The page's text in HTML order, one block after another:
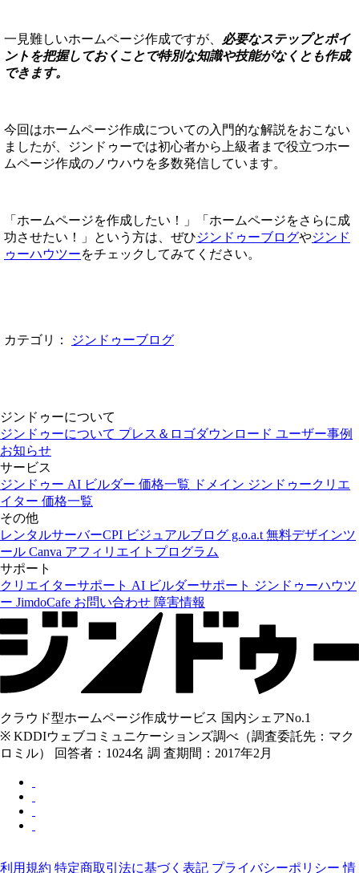
一見難しいホームページ作成ですが、
必要なステップとポイ
ントを把握しておくことで特別な知識や技能がなくとも作成
できます。
今回はホームページ作成についての入門的な解説をおこない
ましたが、ジンドゥーでは初心者から上級者まで役立つホー
ムページ作成のノウハウを多数発信しています。
「ホームページを作成したい！」「ホームページをさらに成
功させたい！」という方は、ぜひジンドゥーブログやジンド
ゥーハウツーをチェックしてみてください。
カテゴリ： ジンドゥーブログ
ジンドゥーについて
ジンドゥーについて プレス＆ロゴダウンロード ユーザー事例
お知らせ
サービス
ジンドゥー AI ビルダー 価格一覧 ドメイン ジンドゥークリエ
イター 価格一覧
その他
レンタルサーバーCPI ビジュアルブログ g.o.a.t 無料デザインツ
ール Canva アフィリエイトプログラム
サポート
クリエイターサポート AI ビルダーサポート ジンドゥーハウツ
ー JimdoCafe お問い合わせ 障害情報
クラウド型ホームページ作成サービス 国内シェアNo.1
※ KDDIウェブコミュニケーションズ調べ（調査委託先：マク
ロミル） 回答者：1024名 調 査期間：2017年2月
利用規約 特定商取引法に基づく表記 プライバシーポリシー情